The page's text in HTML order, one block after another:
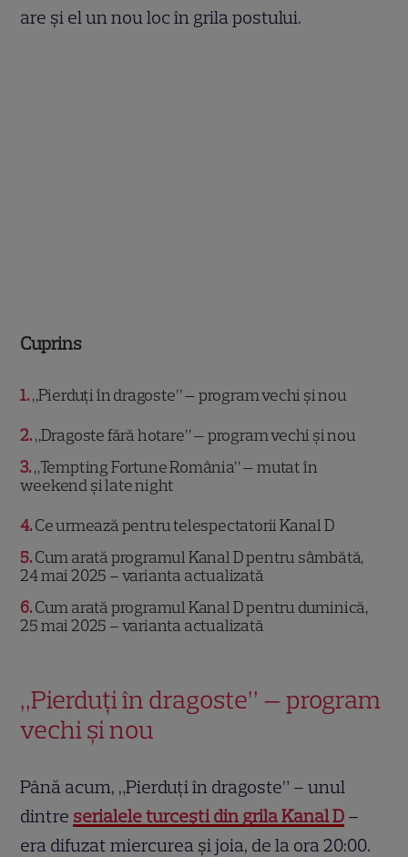
are și el un nou loc în grila postului.
Cuprins
1 „Pierduți în dragoste” — program vechi și nou
2 „Dragoste fără hotare” — program vechi și nou
3 „Tempting Fortune România” — mutat în
weekend și late night
4 Ce urmează pentru telespectatorii Kanal D
5 Cum arată programul Kanal D pentru sâmbătă,
24 mai 2025 – varianta actualizată
6 Cum arată programul Kanal D pentru duminică,
25 mai 2025 – varianta actualizată
„Pierduți în dragoste” — program
vechi și nou
Până acum, „Pierduți în dragoste” – unul
dintre serialele turcești din grila Kanal D –
era difuzat miercurea și joia, de la ora 20:00.